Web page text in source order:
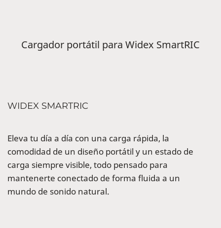
Cargador portátil para Widex SmartRIC
WIDEX SMARTRIC
Eleva tu día a día con una carga rápida, la
comodidad de un diseño portátil y un estado de
carga siempre visible, todo pensado para
mantenerte conectado de forma fluida a un
mundo de sonido natural.